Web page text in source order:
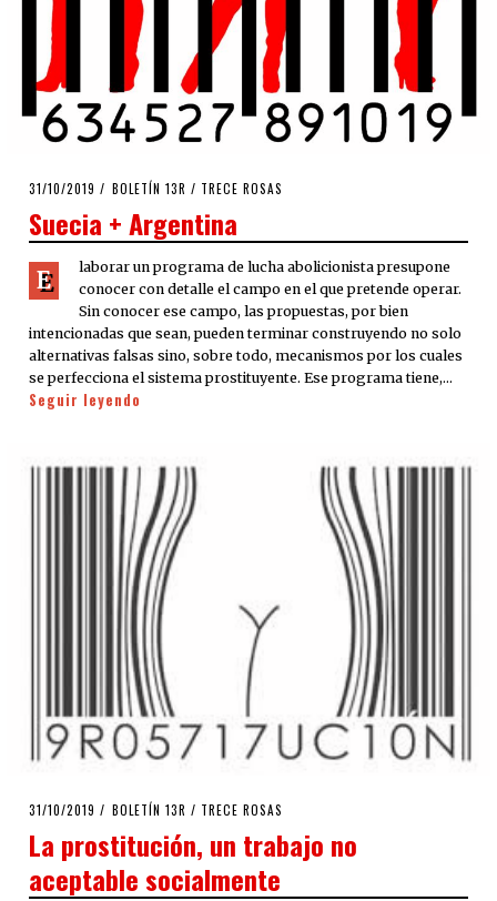
POSTED
31/10/2019 31/10/2019
BOLETÍN 13R / TRECE ROSAS
Suecia + Argentina
E
laborar un programa de lucha abolicionista presupone
conocer con detalle el campo en el que pretende operar.
Sin conocer ese campo, las propuestas, por bien
intencionadas que sean, pueden terminar construyendo no solo
alternativas falsas sino, sobre todo, mecanismos por los cuales
se perfecciona el sistema prostituyente. Ese programa tiene,…
Seguir leyendo
POSTED
31/10/2019 01/11/2019
BOLETÍN 13R / TRECE ROSAS
La prostitución, un trabajo no
aceptable socialmente